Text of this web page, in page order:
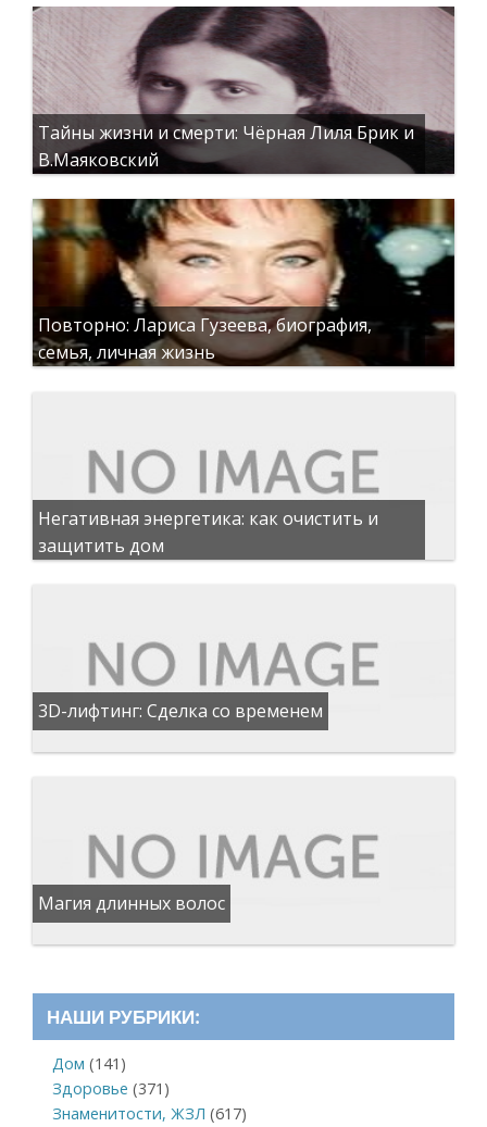
Тайны жизни и смерти: Чёрная Лиля Брик и
В.Маяковский
Повторно: Лариса Гузеева, биография,
семья, личная жизнь
Негативная энергетика: как очистить и
защитить дом
3D-лифтинг: Сделка со временем
Магия длинных волос
НАШИ РУБРИКИ:
Дом (141)
Здоровье (371)
Знаменитости, ЖЗЛ (617)